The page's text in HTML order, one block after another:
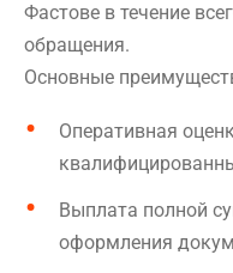
Фастове в течение
обращения.
Основные
Оперативная
Выплата полной
оформления